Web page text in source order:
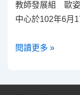
用
CC
座
教師發展組 歐
中心於102年6月
你
閱讀更多 »